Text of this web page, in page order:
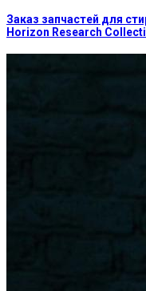
Заказ запчастей для
Horizon Research